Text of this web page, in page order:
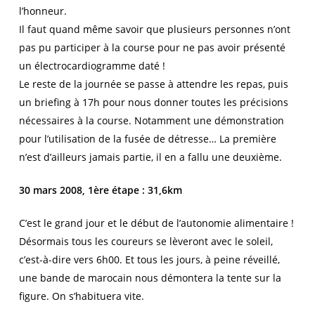
l’honneur.
Il faut quand même savoir que plusieurs personnes n’ont
pas pu participer à la course pour ne pas avoir présenté
un électrocardiogramme daté !
Le reste de la journée se passe à attendre les repas, puis
un briefing à 17h pour nous donner toutes les précisions
nécessaires à la course. Notamment une démonstration
pour l’utilisation de la fusée de détresse… La première
n’est d’ailleurs jamais partie, il en a fallu une deuxième.
30 mars 2008, 1ère étape : 31,6km
C’est le grand jour et le début de l’autonomie alimentaire !
Désormais tous les coureurs se lèveront avec le soleil,
c’est-à-dire vers 6h00. Et tous les jours, à peine réveillé,
une bande de marocain nous démontera la tente sur la
figure. On s’habituera vite.